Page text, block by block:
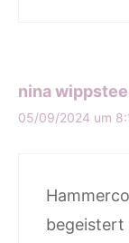
nina
05/09/2024 um
begeistert